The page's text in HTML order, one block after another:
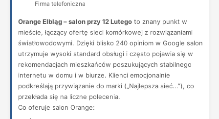
Firma telefoniczna
Orange Elbląg – salon przy 12 Lutego to znany punkt w
mieście, łączący ofertę sieci komórkowej z rozwiązaniami
światłowodowymi. Dzięki blisko 240 opiniom w Google salon
utrzymuje wysoki standard obsługi i często pojawia się w
rekomendacjach mieszkańców poszukujących stabilnego
internetu w domu i w biurze. Klienci emocjonalnie
podkreślają przywiązanie do marki („Najlepsza sieć...”), co
przekłada się na liczne polecenia.
Co oferuje salon Orange: